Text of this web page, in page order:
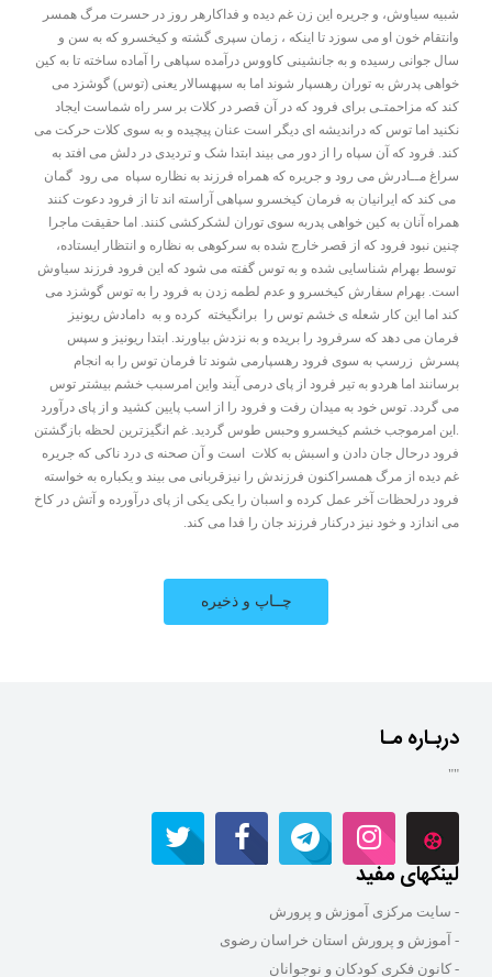
شبیه سیاوش، و جریره این زن غم دیده و فداکارهر روز در حسرت مرگ همسر
وانتقام خون او می سوزد تا اینکه ، زمان سپری گشته و کیخسرو که به سن و
سال جوانی رسیده و به جانشینی کاووس درآمده سپاهی را آماده ساخته تا به کین
خواهی پدرش به توران رهسپار شوند اما به سپهسالار یعنی (توس) گوشزد می
کند که مزاحمتـی برای فرود که در آن قصر در کلات بر سر راه شماست ایجاد
نکنید اما توس که دراندیشه ای دیگر است عنان پیچیده و به سوی کلات حرکت می
کند. فرود که آن سپاه را از دور می بیند ابتدا شک و تردیدی در دلش می افتد به
سراغ مــادرش می رود و جریره که همراه فرزند به نظاره سپاه می رود گمان
می کند که ایرانیان به فرمان کیخسرو سپاهی آراسته اند تا از فرود دعوت کنند
همراه آنان به کین خواهی پدربه سوی توران لشکرکشی کنند. اما حقیقت ماجرا
چنین نبود فرود که از قصر خارج شده به سرکوهی به نظاره و انتظار ایستاده،
توسط بهرام شناسایی شده و به توس گفته می شود که این فرود فرزند سیاوش
است. بهرام سفارش کیخسرو و عدم لطمه زدن به فرود را به توس گوشزد می
کند اما این کار شعله ی خشم توس را برانگیخته کرده و به دامادش ریونیز
فرمان می دهد که سرفرود را بریده و به نزدش بیاورند. ابتدا ریونیز و سپس
پسرش زرسپ به سوی فرود رهسپارمی شوند تا فرمان توس را به انجام
برسانند اما هردو به تیر فرود از پای درمی آیند واین امرسبب خشم بیشتر توس
می گردد. توس خود به میدان رفت و فرود را از اسب پایین کشید و از پای درآورد
.این امرموجب خشم کیخسرو وحبس طوس گردید. غم انگیزترین لحظه بازگشتن
فرود درحال جان دادن و اسبش به کلات است و آن صحنه ی درد ناکی که جریره
غم دیده از مرگ همسراکنون فرزندش را نیزقربانی می بیند و یکباره به خواسته
فرود درلحظات آخر عمل کرده و اسبان را یکی یکی از پای درآورده و آتش در کاخ
می اندازد و خود نیز درکنار فرزند جان را فدا می کند.
دربـاره مـا
""
لینکهای مفید
- سایت مرکزی آموزش و پرورش
- آموزش و پرورش استان خراسان رضوی
- کانون فکری کودکان و نوجوانان